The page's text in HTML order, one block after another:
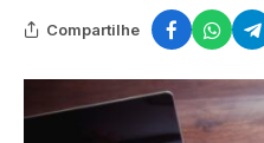
Compartilhe